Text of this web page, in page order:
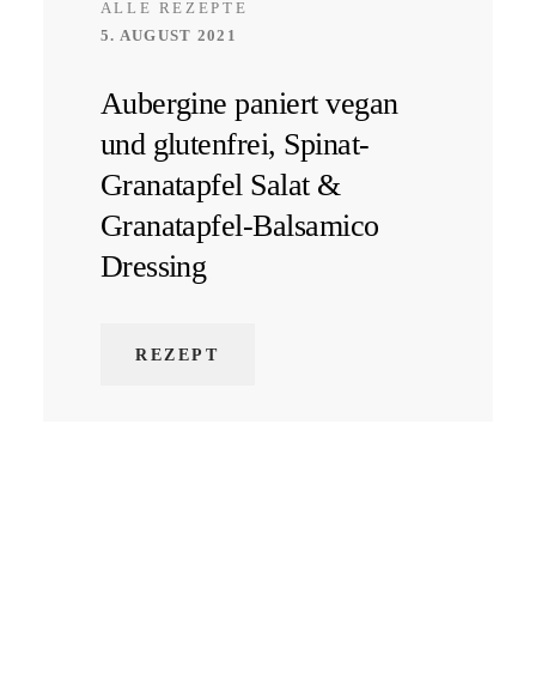
ALLE REZEPTE
5. AUGUST 2021
Aubergine paniert vegan
und glutenfrei, Spinat-
Granatapfel Salat &
Granatapfel-Balsamico
Dressing
REZEPT